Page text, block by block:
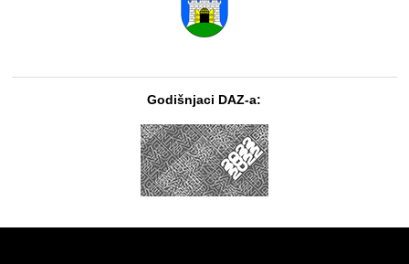
Godišnjaci DAZ-a: